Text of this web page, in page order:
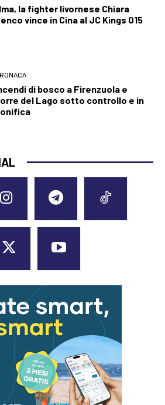
la fighter livornese Chiara
vince in Cina al JC Kings 015
di bosco a Firenzuola e
del Lago sotto controllo e in